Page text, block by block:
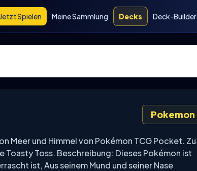
Jetzt Spielen Meine Sammlung Decks Deck-Builder
Pokemon
Meer und Himmel von Pokémon TCG Pocket. Zu
Toss. Beschreibung: Dieses Pokémon ist
ist, Aus seinem Mund und seiner Nase